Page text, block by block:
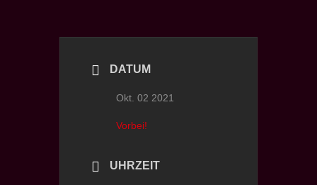
DATUM
Okt. 02 2021
Vorbei!
UHRZEIT